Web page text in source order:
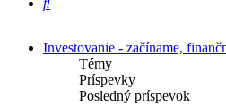
Investovanie - začíname,
Témy
Príspevky
Posledný príspevok